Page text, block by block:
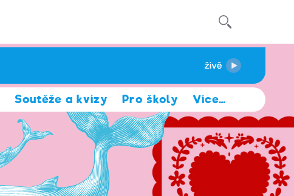
Soutěže a kvízy Pro školy Více…